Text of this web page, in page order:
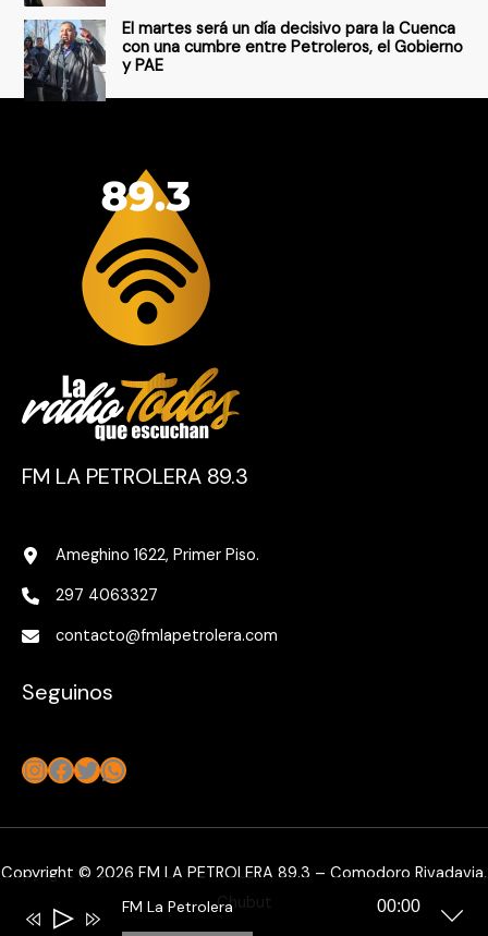
El martes será un día decisivo para la Cuenca
con una cumbre entre Petroleros, el Gobierno
y PAE
FM LA PETROLERA 89.3
Ameghino 1622, Primer Piso.
297 4063327
contacto@fmlapetrolera.com
Seguinos
Instagram
Facebook
Twitter
WhatsApp
Copyright © 2026 FM LA PETROLERA 89.3 – Comodoro Rivadavia,
Chubut
FM La Petrolera
Reproductor
00:00